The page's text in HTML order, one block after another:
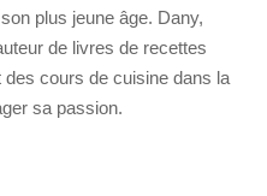
plus jeune âge. Dany,
de livres de recettes
cours de cuisine dans la
sa passion.